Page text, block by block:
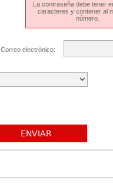
La contraseña debe tener
caracteres y contener al
número.
Correo electrónico:
ENVIAR